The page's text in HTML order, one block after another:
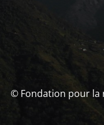
© Fondation pour la